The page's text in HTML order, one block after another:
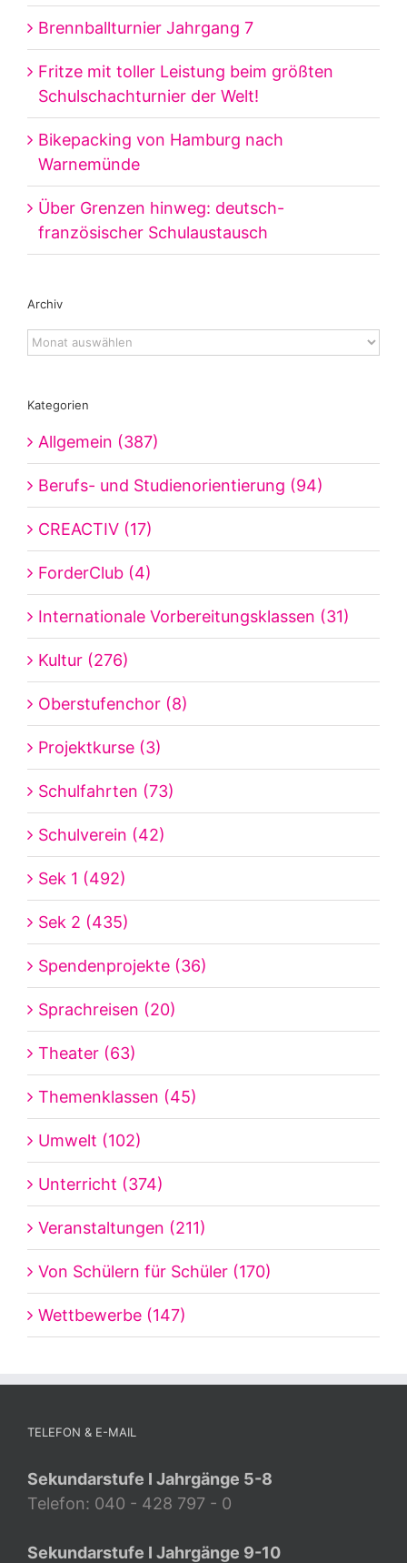
Brennballturnier Jahrgang 7
Fritze mit toller Leistung beim größten
Schulschachturnier der Welt!
Bikepacking von Hamburg nach
Warnemünde
Über Grenzen hinweg: deutsch-
französischer Schulaustausch
Archiv
Archiv
Kategorien
Allgemein (387)
Berufs- und Studienorientierung (94)
CREACTIV (17)
ForderClub (4)
Internationale Vorbereitungsklassen (31)
Kultur (276)
Oberstufenchor (8)
Projektkurse (3)
Schulfahrten (73)
Schulverein (42)
Sek 1 (492)
Sek 2 (435)
Spendenprojekte (36)
Sprachreisen (20)
Theater (63)
Themenklassen (45)
Umwelt (102)
Unterricht (374)
Veranstaltungen (211)
Von Schülern für Schüler (170)
Wettbewerbe (147)
TELEFON & E-MAIL
Sekundarstufe I Jahrgänge 5-8
Telefon: 040 - 428 797 - 0
Sekundarstufe I Jahrgänge 9-10